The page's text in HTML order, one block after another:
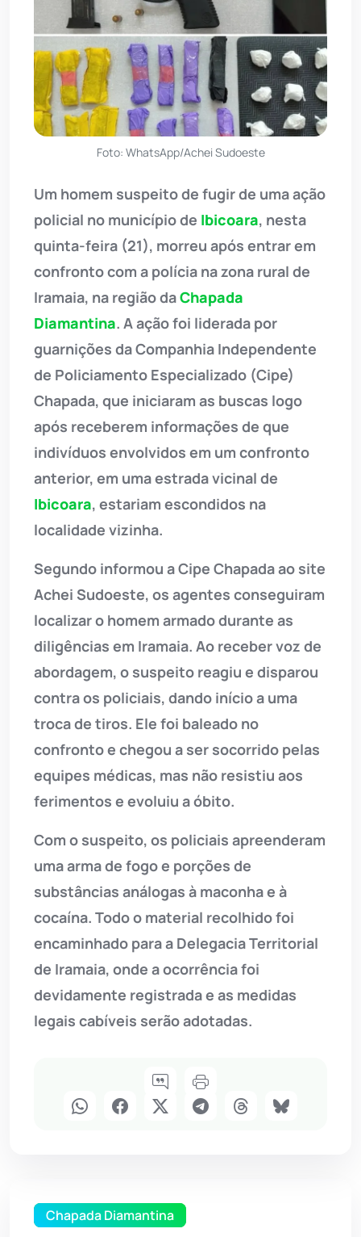
Foto: WhatsApp/Achei Sudoeste
Um homem suspeito de fugir de uma ação
policial no município de Ibicoara, nesta
quinta-feira (21), morreu após entrar em
confronto com a polícia na zona rural de
Iramaia, na região daChapada
Diamantina. A ação foi liderada por
guarnições da Companhia Independente
de Policiamento Especializado (Cipe)
Chapada, que iniciaram as buscas logo
após receberem informações de que
indivíduos envolvidos em um confronto
anterior, em uma estrada vicinal de
Ibicoara, estariam escondidos na
localidade vizinha.
Segundo informou a Cipe Chapada ao site
Achei Sudoeste, os agentes conseguiram
localizar o homem armado durante as
diligências em Iramaia. Ao receber voz de
abordagem, o suspeito reagiu e disparou
contra os policiais, dando início a uma
troca de tiros. Ele foi baleado no
confronto e chegou a ser socorrido pelas
equipes médicas, mas não resistiu aos
ferimentos e evoluiu a óbito.
Com o suspeito, os policiais apreenderam
uma arma de fogo e porções de
substâncias análogas à maconha e à
cocaína. Todo o material recolhido foi
encaminhado para a Delegacia Territorial
de Iramaia, onde a ocorrência foi
devidamente registrada e as medidas
legais cabíveis serão adotadas.
Chapada Diamantina